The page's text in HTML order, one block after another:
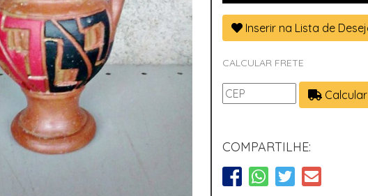
Inserir na Lista de
CALCULAR FRETE
COMPARTILHE: